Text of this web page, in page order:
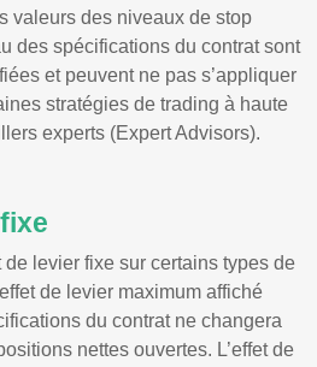
valeurs des niveaux de stop
des spécifications du contrat sont
et peuvent ne pas s’appliquer
stratégies de trading à haute
experts (Expert Advisors).
levier fixe sur certains types de
de levier maximum affiché
du contrat ne changera
nettes ouvertes. L’effet de